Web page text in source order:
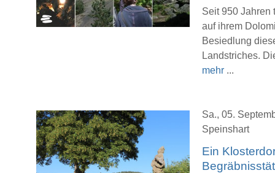
Seit 950 Jahren
auf ihrem
Besiedlung
Landstriches.
mehr ...
Sa., 05.
Speinshart
Ein